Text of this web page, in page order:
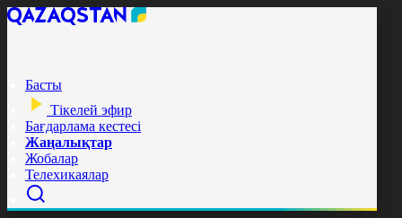
Басты
Тікелей эфир
Бағдарлама кестесі
Жаңалықтар
Жобалар
Телехикаялар